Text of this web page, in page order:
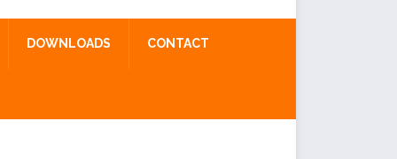
DOWNLOADS CONTACT